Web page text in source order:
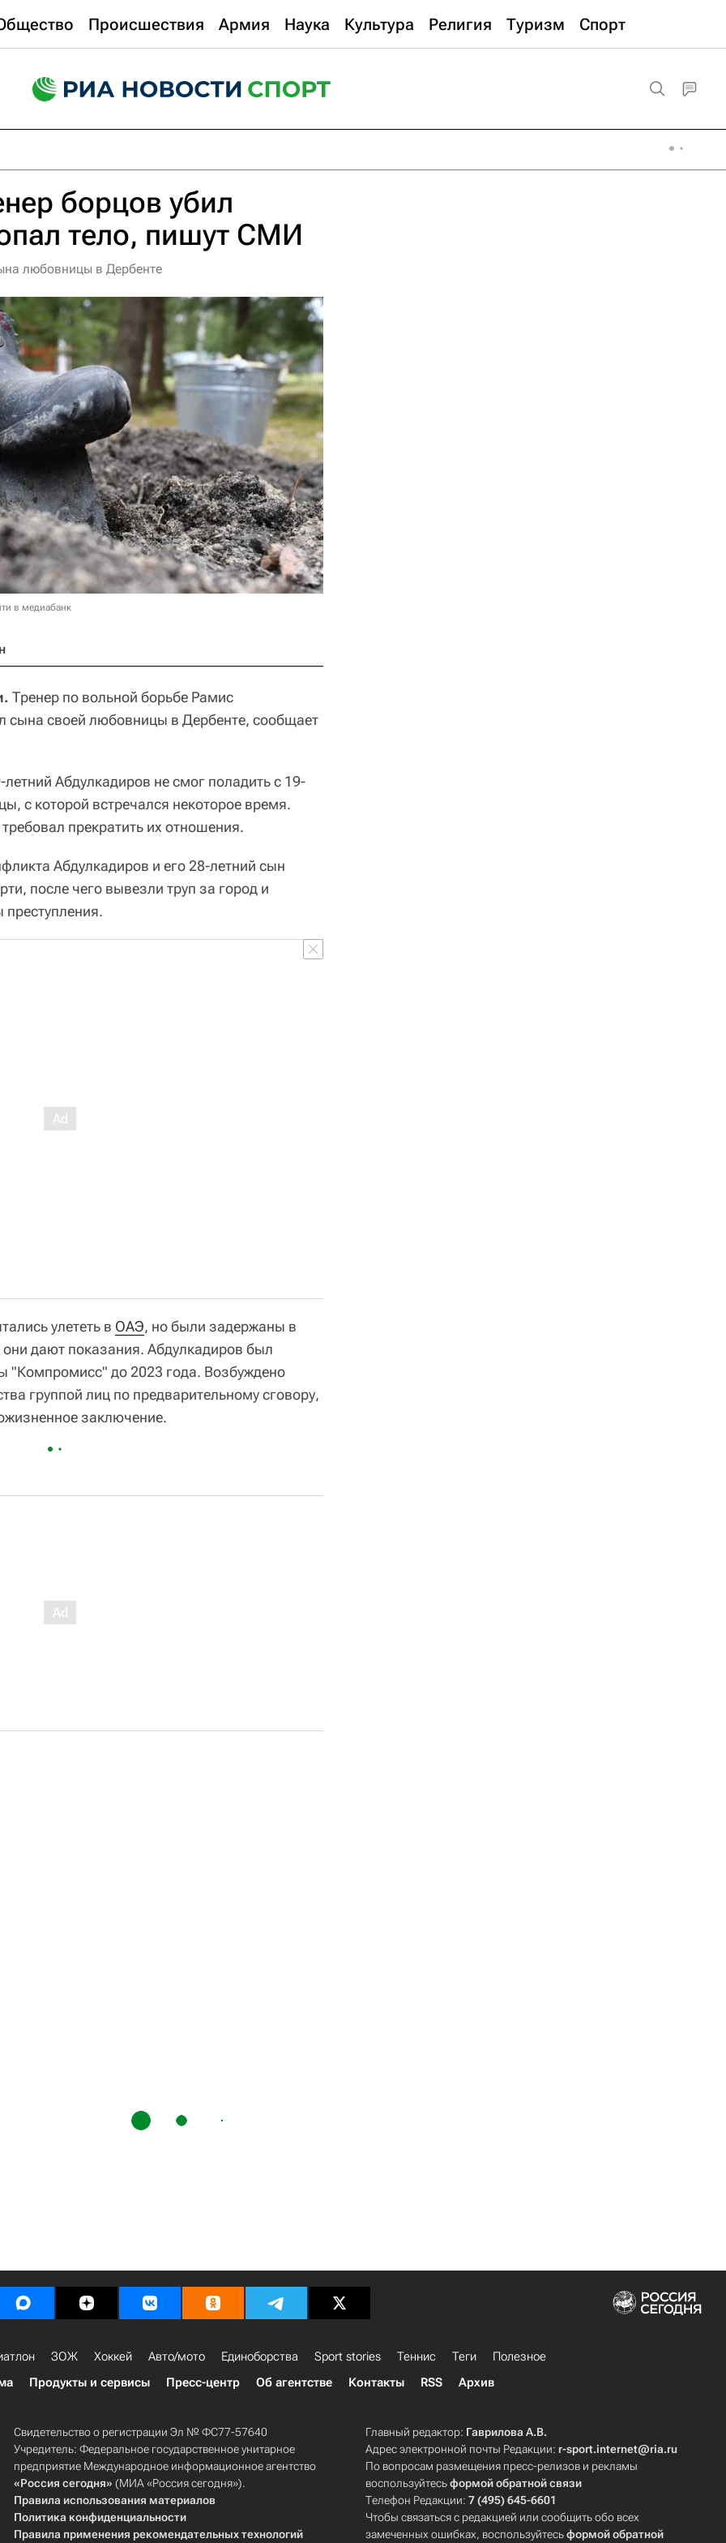
Происшествия Армия Наука Культура Религия Туризм Спорт
борцов убил
тело, пишут СМИ
любовницы в Дербенте
в медиабанк
Тренер по вольной борьбе Рамис
сына своей любовницы в Дербенте, сообщает
Абдулкадиров не смог поладить с 19-
с которой встречался некоторое время.
прекратить их отношения.
Абдулкадиров и его 28-летний сын
после чего вывезли труп за город и
улететь в ОАЭ, но были задержаны в
дают показания. Абдулкадиров был
"Компромисс" до 2023 года. Возбуждено
группой лиц по предварительному сговору,
заключение.
ЗОЖ Хоккей Авто/мото Единоборства Sport stories Теннис Теги
Полезное
Продукты и сервисы Пресс-центр Об агентстве Контакты RSS Архив
Свидетельство о регистрации Эл № ФС77-57640
Учредитель: Федеральное государственное унитарное
предприятие Международное информационное агентство
«Россия сегодня» (МИА «Россия сегодня»).
Правила использования материалов
Политика конфиденциальности
Правила применения рекомендательных технологий
Главный редактор: Гаврилова А.В.
Адрес электронной почты Редакции: r-sport.internet@ria.ru
По вопросам размещения пресс-релизов и рекламы
воспользуйтесьформой обратной связи
Телефон Редакции:7 (495) 645-6601
Чтобы связаться с редакцией или сообщить обо всех
замеченных ошибках, воспользуйтесьформой обратной